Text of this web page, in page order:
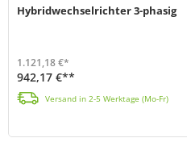
Hybridwechselrichter 3-phasig
1.121,18 €*
942,17 €**
Versand in 2-5 Werktage (Mo-Fr)